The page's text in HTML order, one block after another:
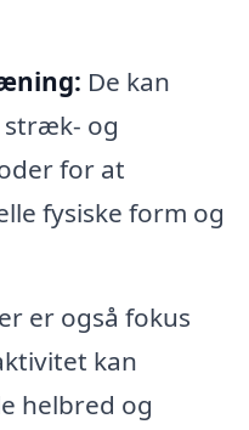
De kan
og
for at
fysiske form og
er også fokus
kan
helbred og